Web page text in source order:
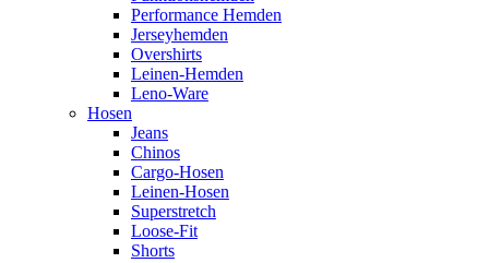
Performance Hemden
Jerseyhemden
Overshirts
Leinen-Hemden
Leno-Ware
Hosen
Jeans
Chinos
Cargo-Hosen
Leinen-Hosen
Superstretch
Loose-Fit
Shorts